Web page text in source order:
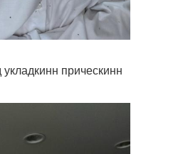
прическинн